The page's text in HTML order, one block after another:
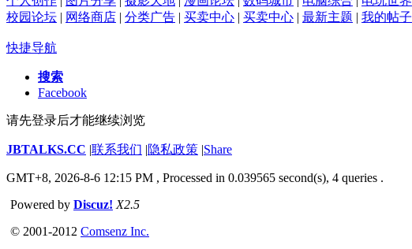
校园论坛 | 网络商店 | 分类广告 | 买卖中心 | 买卖中心 | 最新主题 | 我的帖子
快捷导航
搜索
Facebook
请先登录后才能继续浏览
JBTALKS.CC |联系我们 |隐私政策 |Share
GMT+8, 2026-8-6 12:15 PM , Processed in 0.039565 second(s), 4 queries .
Powered by Discuz! X2.5
© 2001-2012 Comsenz Inc.